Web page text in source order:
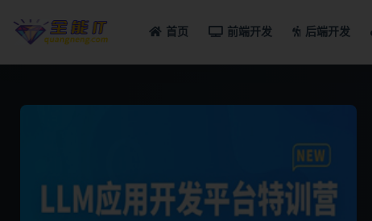
首页 前端开发 后端开发